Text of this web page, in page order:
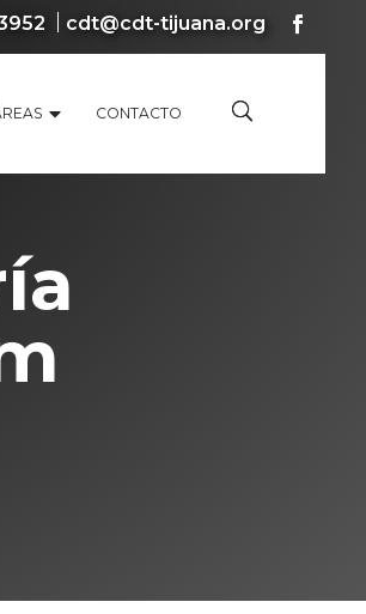
cdt@cdt-tijuana.org
CONTACTO